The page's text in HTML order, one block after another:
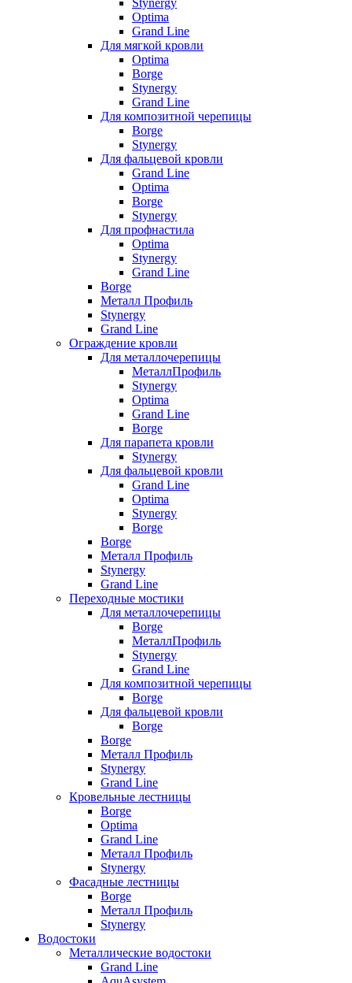
Stynergy
Optima
Grand Line
Для мягкой кровли
Optima
Borge
Stynergy
Grand Line
Для композитной черепицы
Borge
Stynergy
Для фальцевой кровли
Grand Line
Optima
Borge
Stynergy
Для профнастила
Optima
Stynergy
Grand Line
Borge
Металл Профиль
Stynergy
Grand Line
Ограждение кровли
Для металлочерепицы
МеталлПрофиль
Stynergy
Optima
Grand Line
Borge
Для парапета кровли
Stynergy
Для фальцевой кровли
Grand Line
Optima
Stynergy
Borge
Borge
Металл Профиль
Stynergy
Grand Line
Переходные мостики
Для металлочерепицы
Borge
МеталлПрофиль
Stynergy
Grand Line
Для композитной черепицы
Borge
Для фальцевой кровли
Borge
Borge
Металл Профиль
Stynergy
Grand Line
Кровельные лестницы
Borge
Optima
Grand Line
Металл Профиль
Stynergy
Фасадные лестницы
Borge
Металл Профиль
Stynergy
Водостоки
Металлические водостоки
Grand Line